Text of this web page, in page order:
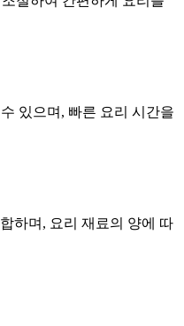
있으며, 빠른 요리 시간을
하며, 요리 재료의 양에 따